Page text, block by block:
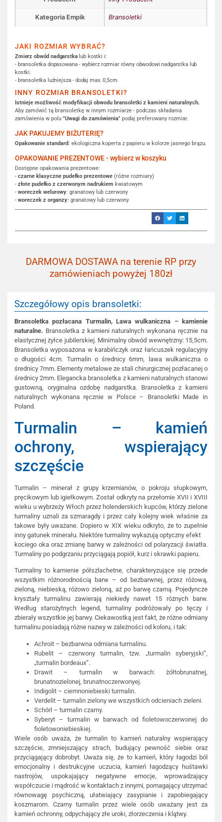
Kategoria Empik Bransoletki
JAKI ROZMIAR WYBRAĆ?
Zmierz obwód nadgarstkalub kostki i:
- bransoletka dopasowana - wybierz rozmiar równy obwodowi nadgarstka lub
kostki.
- bransoletka luźniejsza - dodaj max. 0,5cm.
INNY ROZMIAR BRANSOLETKI?
Istnieje możliwość modyfikacji obwodu bransoletki z kamieni naturalnych.
Aby zamówić tą bransoletkę w innym rozmiarze - podczas składania
zamówienia w polu "Uwagi do zamówienia" podaj preferowany rozmiar.
JAK PAKUJEMY BIŻUTERIĘ?
Opakowanie standard: ekologiczna koperta z papieru w kolorze jasnego brązu.
OPAKOWANIE PREZENTOWE - wybierz w koszyku
Dostępne opakowania prezentowe:
- czarne klasyczne pudełko prezentowe (różne rozmiary)
- złote pudełko z czerwonym nadrukiem kwiatowym
- woreczek welurowy: granatowy lub czerwony
- woreczek z organzy: granatowy lub czerwony
DARMOWA DOSTAWA na terenie RP przy
zamówieniach powyżej 180zł
Szczegółowy opis bransoletki:
Bransoletka pozłacana Turmalin, Lawa wulkaniczna – kamienie
naturalne. Bransoletka z kamieni naturalnych wykonana ręcznie na
elastycznej żyłce jubilerskiej. Minimalny obwód wewnętrzny: 15,5cm.
Bransoletka wyposażona w karabińczyk oraz łańcuszek regulacyjny
o długości 4cm. Turmalin o średnicy 6mm, lawa wulkaniczna o
średnicy 7mm. Elementy metalowe ze stali chirurgicznej pozłacanej o
średnicy 2mm. Elegancka bransoletka z kamieni naturalnych stanowi
gustowną, oryginalna ozdobę nadgarstka. Bransoletka z kamieni
naturalnych wykonana ręcznie w Polsce – Bransoletki Made in
Poland.
Turmalin – kamień
ochrony, wspierający
szczęście
Turmalin – minerał z grupy krzemianów, o pokroju słupkowym,
pręcikowym lub igiełkowym. Został odkryty na przełomie XVII i XVIII
wieku u wybrzeży Włoch przez holenderskich kupców, którzy zielone
turmaliny uznali za szmaragdy i przez cały kolejny wiek właśnie za
takowe były uważane. Dopiero w XIX wieku odkryto, że to zupełnie
inny gatunek minerału. Niektóre turmaliny wykazują optyczny efekt
kociego oka oraz zmianę barwy w zależności od polaryzacji światła.
Turmaliny po podgrzaniu przyciągają popiół, kurz i skrawki papieru.
Turmaliny to kamienie półszlachetne, charakteryzujące się przede
wszystkim różnorodnością barw – od bezbarwnej, przez różową,
zieloną, niebieską, różowo zieloną, aż po barwę czarną. Pojedyncze
kryształy turmalinu zawierają niekiedy nawet 15 różnych barw.
Według starożytnych legend, turmaliny podróżowały po tęczy i
zbierały wszystkie jej barwy. Ciekawostką jest fakt, że różne odmiany
turmalinu posiadają różne nazwy w zależności od koloru, i tak:
Achroit – bezbarwna odmiana turmalinu.
Rubelit – czerwony turmalin, tzw. „turmalin syberyjski”,
„turmalin bordeaux”.
Drawit – turmalin w barwach: żółtobrunatnej,
brunatnozielonej, brunatnoczerwonyej.
Indigolit – ciemnoniebieski turmalin.
Verdelit – turmalin zielony we wszystkich odcieniach zieleni.
Schörl – turmalin czarny.
Syberyt – turmalin w barwach od fioletowoczerwonej do
fioletowoniebieskiej.
Wiele osób uważa, że turmalin to kamień naturalny wspierający
szczęście, zmniejszający strach, budujący pewność siebie oraz
przyciągający dobrobyt. Uważa się, że to kamień, który łagodzi ból
emocjonalny i destrukcyjne uczucia, kamień łagodzący huśtawki
nastrojów, uspokajający negatywne emocje, wprowadzający
współczucie i mądrość w kontaktach z innymi, pomagający utrzymać
równowagę psychiczną, ułatwiający zasypianie i zapobiegający
koszmarom. Czarny turmalin przez wiele osób uważany jest za
kamień ochronny, odpychający złe uroki, złorzeczenia i klątwy.